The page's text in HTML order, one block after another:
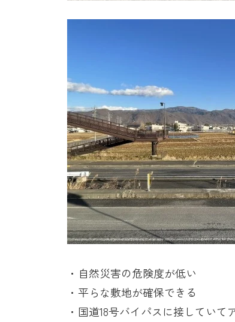
・自然災害の危険度が低い
・平らな敷地が確保できる
・国道18号バイパスに接していて